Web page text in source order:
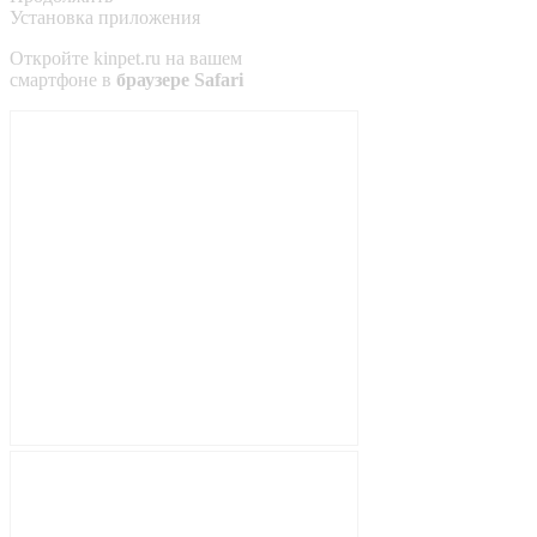
Установка приложения
Откройте kinpet.ru на вашем
смартфоне в браузере Safari